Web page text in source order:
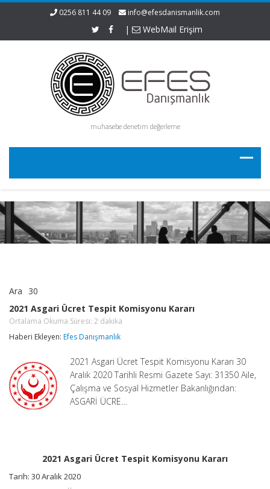
0256 811 44 09 info@efesdanismanlik.com
| WebMail Erişim
muhasebe denetim değerleme
Ara 30
Ücret
Tespit
Komisyonu
Kararı
Okuma
Süresi:
dakika
için
2021 Asgari Ücret Tespit Komisyonu Kararı
Ortalama Okuma Süresi: 2 dakika
Haberi Ekleyen: Efes Danışmanlık
2021 Asgari Ücret Tespit Komisyonu Kararı 30
Aralık 2020 Tarihli Resmi Gazete Sayı: 31350 Aile,
Çalışma ve Sosyal Hizmetler Bakanlığından:
ASGARİ ÜCRE…
2021 Asgari Ücret Tespit Komisyonu Kararı
Tarih: 30 Aralık 2020